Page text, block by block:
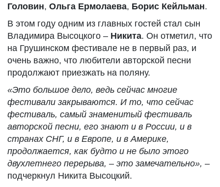
Головин, Ольга Ермолаева, Борис Кейльман.
В этом году одним из главных гостей стал сын
Владимира Высоцкого – Никита. Он отметил, что
на Грушинском фестивале не в первый раз, и
очень важно, что любители авторской песни
продолжают приезжать на поляну.
«Это большое дело, ведь сейчас многие
фестивали закрываются. И то, что сейчас
фестиваль, самый знаменитый фестиваль
авторской песни, его знают и в России, и в
странах СНГ, и в Европе, и в Америке,
продолжается, как будто и не было этого
двухлетнего перерыва, – это замечательно», –
подчеркнул Никита Высоцкий.